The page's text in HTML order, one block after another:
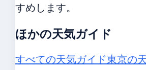
すめします。
ほかの天気ガイド
すべての天気ガイド東京の